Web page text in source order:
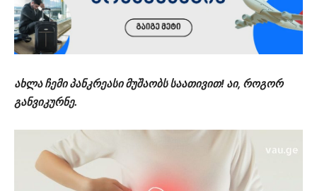
ახლა ჩემი პანკრეასი მუშაობს საათივით! აი, როგორ
განვიკურნე.